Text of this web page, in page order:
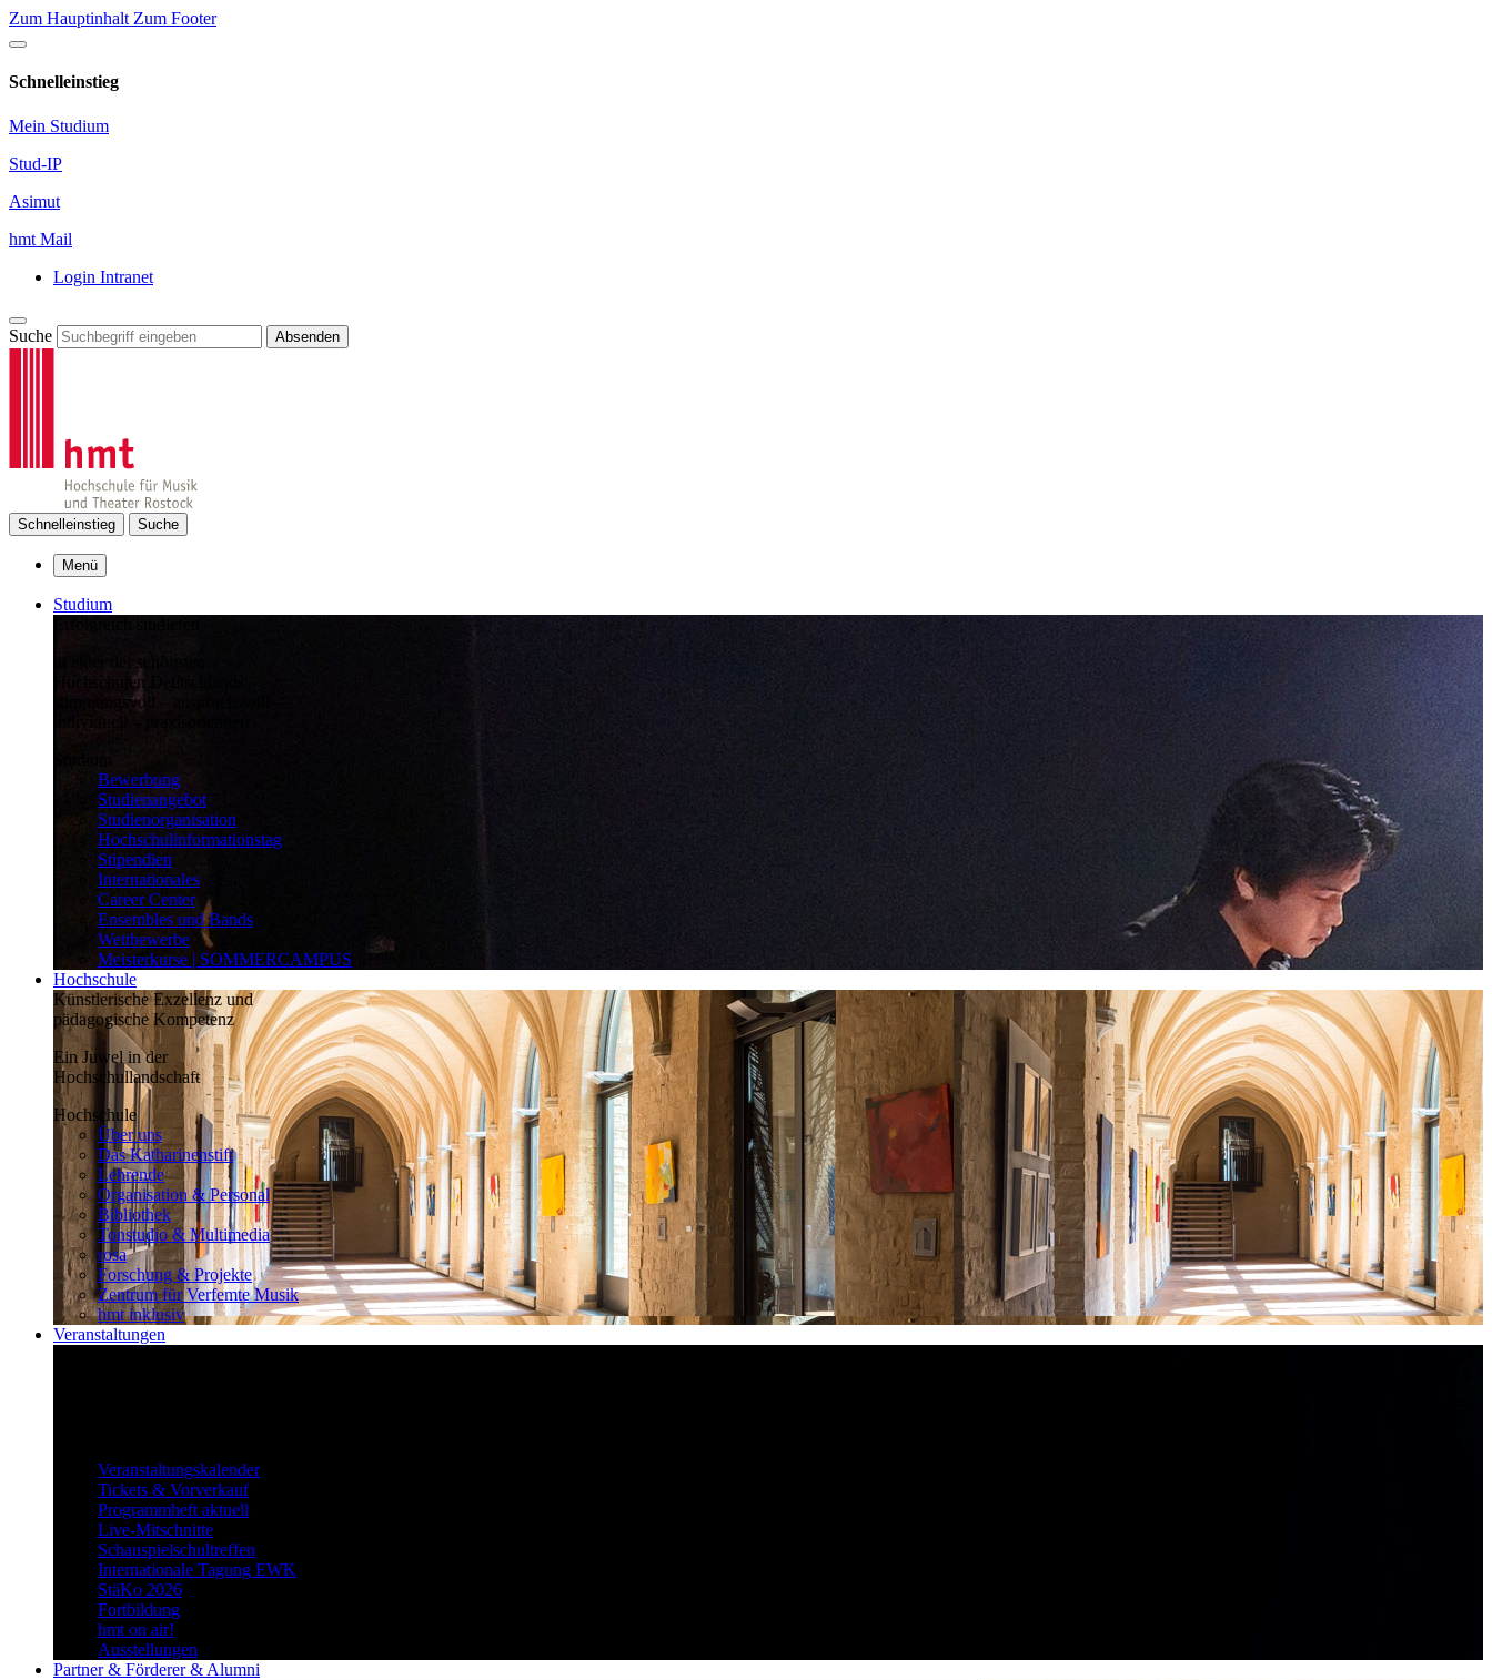
Zum Hauptinhalt Zum Footer
Schnelleinstieg
Mein Studium
Stud-IP
Asimut
hmt Mail
Login Intranet
Suche Absenden
Schnelleinstieg Suche
Menü
Studium
in einer der schönsten
Hochschulen Deutschlands:
stimmungsvoll – anspruchsvoll –
individuell – praxisorientiert
Bewerbung
Studienangebot
Studienorganisation
Hochschulinformationstag
Stipendien
Internationales
Career Center
Ensembles und Bands
Wettbewerbe
Meisterkurse | SOMMERCAMPUS
Hochschule
Künstlerische Exzellenz und
pädagogische Kompetenz
Ein Juwel in der
Hochschullandschaft
Hochschule
Über uns
Das Katharinenstift
Lehrende
Organisation & Personal
Bibliothek
Tonstudio & Multimedia
rosa
Forschung & Projekte
Zentrum für Verfemte Musik
hmt inklusiv
Veranstaltungen
Veranstaltungskalender
Tickets & Vorverkauf
Programmheft aktuell
Live-Mitschnitte
Schauspielschultreffen
Internationale Tagung EWK
StäKo 2026
Fortbildung
hmt on air!
Ausstellungen
Partner & Förderer & Alumni